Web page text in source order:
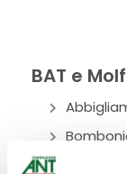
BAT e